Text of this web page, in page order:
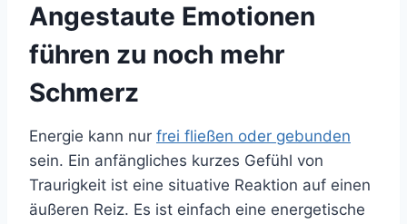
Angestaute Emotionen
führen zu noch mehr
Schmerz
Energie kann nur frei fließen oder gebunden
sein. Ein anfängliches kurzes Gefühl von
Traurigkeit ist eine situative Reaktion auf einen
äußeren Reiz. Es ist einfach eine energetische